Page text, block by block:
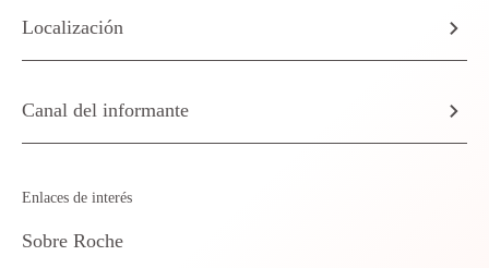
Localización
Canal del informante
Enlaces de interés
Sobre Roche